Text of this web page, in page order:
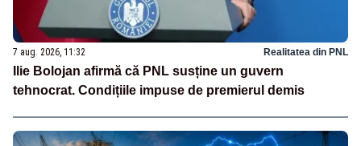
7 aug. 2026, 11:32 Realitatea din PNL
Ilie Bolojan afirmă că PNL susține un guvern
tehnocrat. Condițiile impuse de premierul demis